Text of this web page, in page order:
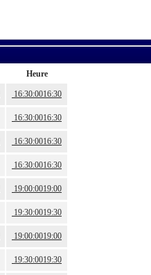
Heure
16:30:0016:30
16:30:0016:30
16:30:0016:30
16:30:0016:30
19:00:0019:00
19:30:0019:30
19:00:0019:00
19:30:0019:30